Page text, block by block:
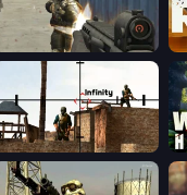
Masked Forces
Lethal Sniper 3D: Army Soldier